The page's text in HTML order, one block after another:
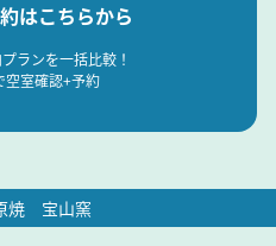
はこちらから
ランを一括比較！
空室確認+予約
焼 宝山窯